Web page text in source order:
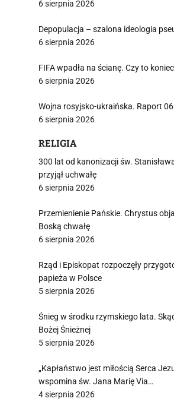
6 sierpnia 2026
Depopulacja – szalona ideologia
6 sierpnia 2026
FIFA wpadła na ścianę. Czy to
6 sierpnia 2026
Wojna rosyjsko-ukraińska. Raport
6 sierpnia 2026
RELIGIA
300 lat od kanonizacji św.
przyjął uchwałę
6 sierpnia 2026
Przemienienie Pańskie. Chrystus
Boską chwałę
6 sierpnia 2026
Rząd i Episkopat rozpoczęły
papieża w Polsce
5 sierpnia 2026
Śnieg w środku rzymskiego lata.
Bożej Śnieżnej
5 sierpnia 2026
„Kapłaństwo jest miłością Serca
wspomina św. Jana Marię Via…
4 sierpnia 2026